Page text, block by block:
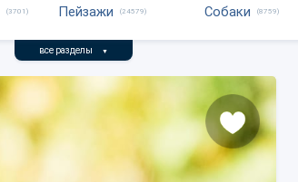
(3701) Пейзажи (24579) Собаки (8759)
все разделы ▼